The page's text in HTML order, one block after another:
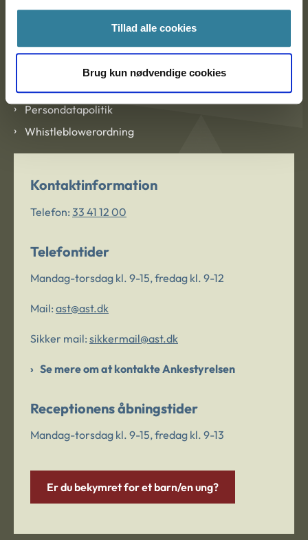
Tillad alle cookies
Brug kun nødvendige cookies
Persondatapolitik
Whistleblowerordning
Kontaktinformation
Telefon: 33 41 12 00
Telefontider
Mandag-torsdag kl. 9-15, fredag kl. 9-12
Mail: ast@ast.dk
Sikker mail: sikkermail@ast.dk
Se mere om at kontakte Ankestyrelsen
Receptionens åbningstider
Mandag-torsdag kl. 9-15, fredag kl. 9-13
Er du bekymret for et barn/en ung?